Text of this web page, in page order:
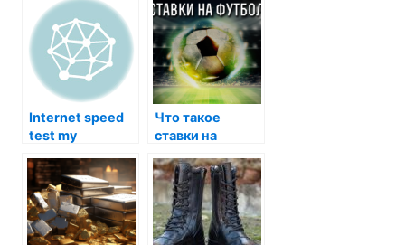
Internet speed
test my
Что такое
ставки на